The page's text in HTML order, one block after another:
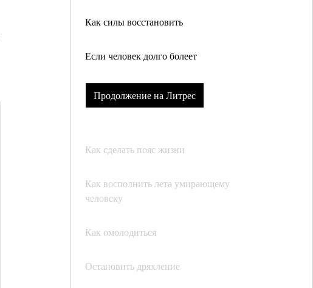
Как силы восстановить
Если человек долго болеет
Продолжение на Литрес
Как сделать пояс жизни
Как восполнить лета умирающему
человеку
Как омолодиться
Остановить дряхление